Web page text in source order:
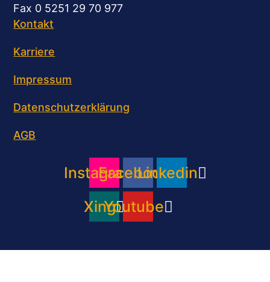
Fax 0 5251 29 70 977
Kontakt
Karriere
Impressum
Datenschutzerklärung
AGB
Instagram
Facebook
Linkedin
XingYoutube